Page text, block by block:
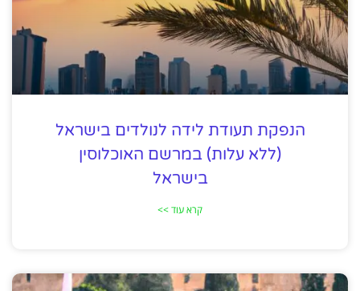
הנפקת תעודת לידה לנולדים בישראל
(ללא עלות) במרשם האוכלוסין
בישראל
קרא עוד >>